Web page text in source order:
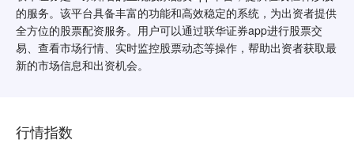
的服务。该平台具备丰富的功能和高效稳定的系统，为出资者提供
全方位的股票配资服务。用户可以通过联华证券app进行股票交
易、查看市场行情、实时监控股票动态等操作，帮助出资者获取最
新的市场信息和出资机会。
行情指数